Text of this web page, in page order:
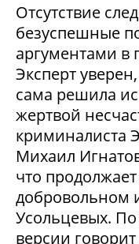
Отсутствие
безуспешные
аргументами в
Эксперт
сама решила
жертвой
криминалиста
Михаил
что
добровольном
Усольцевых. По
версии говорит